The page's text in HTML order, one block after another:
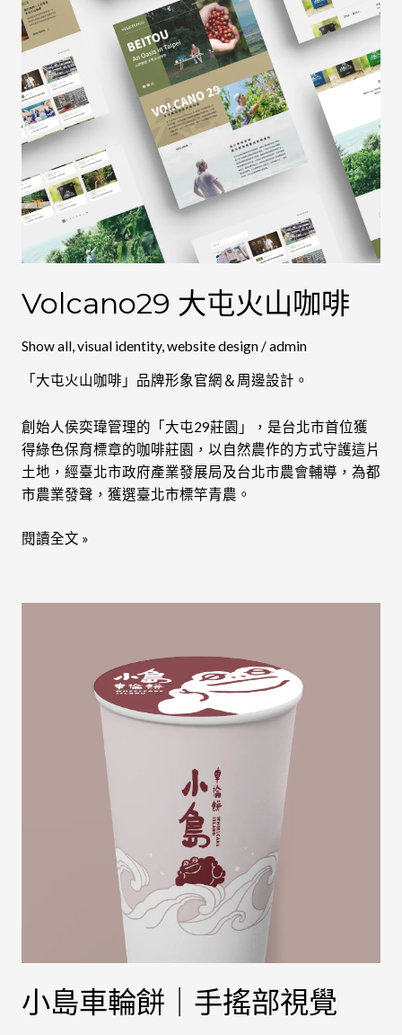
Volcano29 大屯火山咖啡
Show all,visual identity,website design/admin
「大屯火山咖啡」品牌形象官網＆周邊設計。
創始人侯奕瑋管理的「大屯29莊園」，是台北市首位獲
得綠色保育標章的咖啡莊園，以自然農作的方式守護這片
土地，經臺北市政府產業發展局及台北市農會輔導，為都
市農業發聲，獲選臺北市標竿青農。
山
咖
啡
閱讀全文 »
小島車輪餅｜手搖部視覺